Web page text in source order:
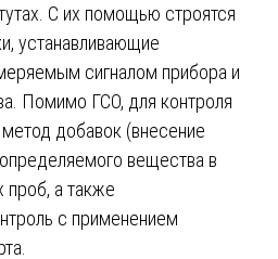
С их помощью строятся
устанавливающие
сигналом прибора и
Помимо ГСО, для контроля
добавок (внесение
вещества в
проб, а также
с применением